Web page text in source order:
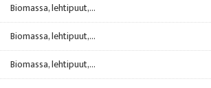
Biomassa, lehtipuut,...
Biomassa, lehtipuut,...
Biomassa, lehtipuut,...